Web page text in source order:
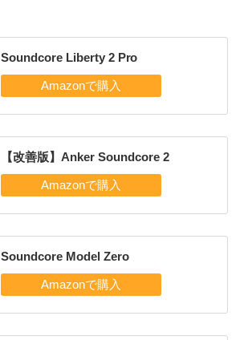
Soundcore Liberty 2 Pro
【改善版】Anker Soundcore 2
Soundcore Model Zero